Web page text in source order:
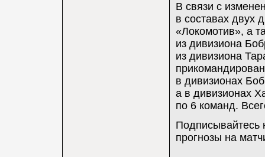
В связи с
в составах двух
«Локомотив», а
из дивизиона
из дивизиона
в дивизионах
а в дивизионах
по 6 команд.
Подписывайтесь
прогнозы на